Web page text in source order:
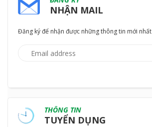
NHẬN MAIL
Đăng ký để nhận được những thông tin mới nhất
THÔNG TIN
TUYỂN DỤNG